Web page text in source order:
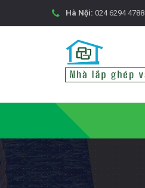
Hà Nội: 024 6294 4788